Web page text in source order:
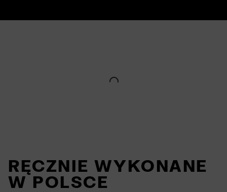
RĘCZNIE WYKONANE
W POLSCE